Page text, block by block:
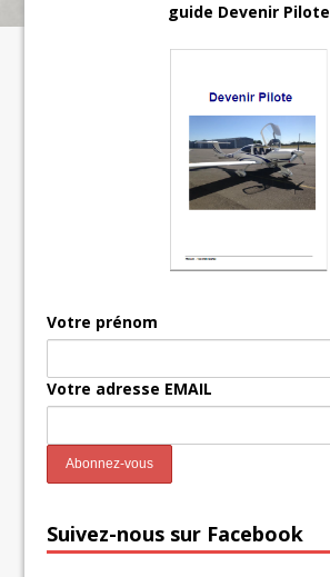
guide Devenir Pilote
Votre prénom
Votre adresse EMAIL
Suivez-nous sur Facebook